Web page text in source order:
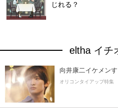
じれる？
eltha イチ
向井康二イケメン
オリコンタイアップ特集